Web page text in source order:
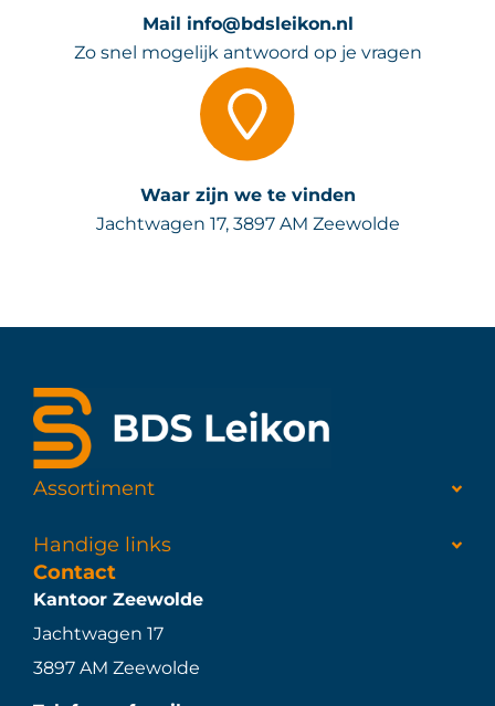
Mail info@bdsleikon.nl
Zo snel mogelijk antwoord op je vragen
Waar zijn we te vinden
Jachtwagen 17, 3897 AM Zeewolde
Assortiment
Handige links
Contact
Kantoor Zeewolde
Jachtwagen 17
3897 AM Zeewolde